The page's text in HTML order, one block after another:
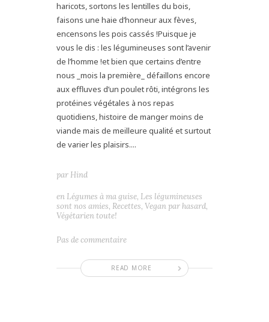
haricots, sortons les lentilles du bois,
faisons une haie d’honneur aux fèves,
encensons les pois cassés !Puisque je
vous le dis : les légumineuses sont l’avenir
de l’homme !et bien que certains d’entre
nous _mois la première_ défaillons encore
aux effluves d’un poulet rôti, intégrons les
protéines végétales à nos repas
quotidiens, histoire de manger moins de
viande mais de meilleure qualité et surtout
de varier les plaisirs....
READ MORE
par Hind
en Légumes à ma guise, Les légumineuses
sont nos amies, Recettes, Vegan par hasard,
Végétarien toute!
Pas de commentaire